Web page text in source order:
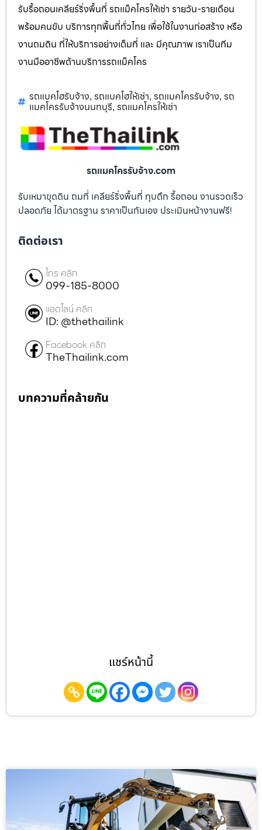
รับรื้อถอนเคลียร์ริ่งพื้นที่ รถแม็คโครให้เช่า รายวัน-รายเดือน
พร้อมคนขับ บริการทุกพื้นที่ทั่วไทย เพื่อใช้ในงานก่อสร้าง หรือ
งานถมดิน ที่ให้บริการอย่างเต็มที่ และ มีคุณภาพ เราเป็นทีม
งานมืออาชีพด้านบริการรถแม็คโคร
รถแบคโฮรับจ้าง, รถแบคโฮให้เช่า, รถแมคโครรับจ้าง, รถ
แมคโครรับจ้างนนทบุรี, รถแมคโครให้เช่า
รถแมคโครรับจ้าง.com
รับเหมาขุดดิน ถมที่ เคลียร์ริ่งพื้นที่ ทุบตึก รื้อถอน งานรวดเร็ว
ปลอดภัย ได้มาตรฐาน ราคาเป็นกันเอง ประเมินหน้างานฟรี!
ติดต่อเรา
โทร คลิก
099-185-8000
แอดไลน์ คลิก
ID: @thethailink
Facebook คลิก
TheThailink.com
บทความที่คล้ายกัน
แชร์หน้านี้